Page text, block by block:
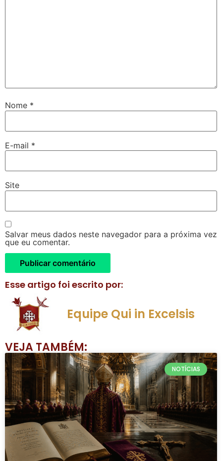
Nome *
E-mail *
Site
Salvar meus dados neste navegador para a próxima vez
que eu comentar.
Esse artigo foi escrito por:
Equipe Qui in Excelsis
VEJA TAMBÉM:
NOTÍCIAS